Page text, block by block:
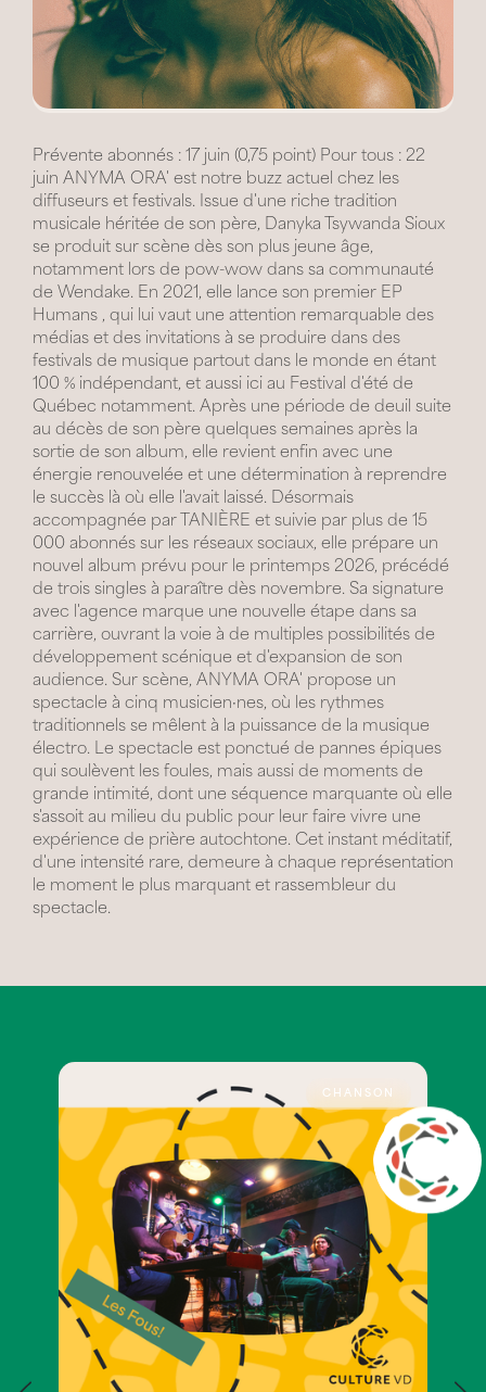
Prévente abonnés : 17 juin (0,75 point) Pour tous : 22
juin ANYMA ORA' est notre buzz actuel chez les
diffuseurs et festivals. Issue d'une riche tradition
musicale héritée de son père, Danyka Tsywanda Sioux
se produit sur scène dès son plus jeune âge,
notamment lors de pow-wow dans sa communauté
de Wendake. En 2021, elle lance son premier EP
Humans , qui lui vaut une attention remarquable des
médias et des invitations à se produire dans des
festivals de musique partout dans le monde en étant
100 % indépendant, et aussi ici au Festival d'été de
Québec notamment. Après une période de deuil suite
au décès de son père quelques semaines après la
sortie de son album, elle revient enfin avec une
énergie renouvelée et une détermination à reprendre
le succès là où elle l'avait laissé. Désormais
accompagnée par TANIÈRE et suivie par plus de 15
000 abonnés sur les réseaux sociaux, elle prépare un
nouvel album prévu pour le printemps 2026, précédé
de trois singles à paraître dès novembre. Sa signature
avec l'agence marque une nouvelle étape dans sa
carrière, ouvrant la voie à de multiples possibilités de
développement scénique et d'expansion de son
audience. Sur scène, ANYMA ORA' propose un
spectacle à cinq musicien·nes, où les rythmes
traditionnels se mêlent à la puissance de la musique
électro. Le spectacle est ponctué de pannes épiques
qui soulèvent les foules, mais aussi de moments de
grande intimité, dont une séquence marquante où elle
s'assoit au milieu du public pour leur faire vivre une
expérience de prière autochtone. Cet instant méditatif,
d'une intensité rare, demeure à chaque représentation
le moment le plus marquant et rassembleur du
spectacle.
CHANSON